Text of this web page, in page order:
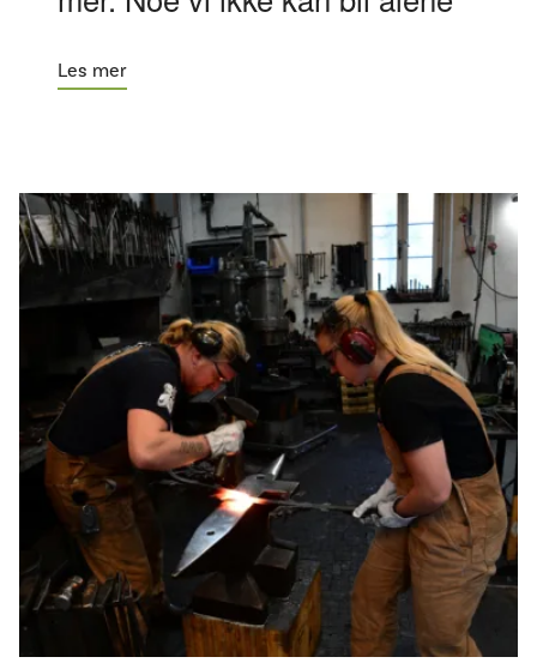
Les mer